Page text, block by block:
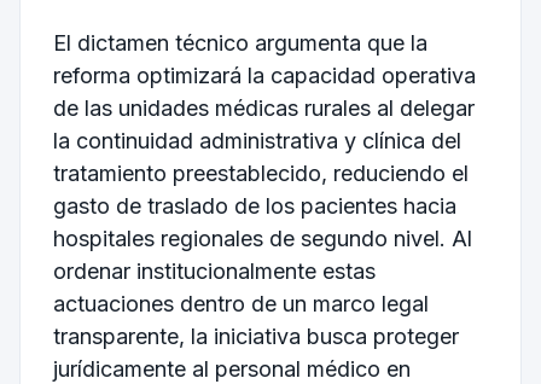
El dictamen técnico argumenta que la
reforma optimizará la capacidad operativa
de las unidades médicas rurales al delegar
la continuidad administrativa y clínica del
tratamiento preestablecido, reduciendo el
gasto de traslado de los pacientes hacia
hospitales regionales de segundo nivel. Al
ordenar institucionalmente estas
actuaciones dentro de un marco legal
transparente, la iniciativa busca proteger
jurídicamente al personal médico en